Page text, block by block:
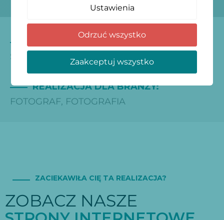
RODZAJ REALIZACJI
STRONA INTERNETOWA
REALIZACJA DLA BRANŻY:
FOTOGRAF, FOTOGRAFIA
ZACIEKAWIŁA CIĘ TA REALIZACJA?
ZOBACZ NASZE
Ustawienia
Odrzuć wszystko
Zaakceptuj wszystko